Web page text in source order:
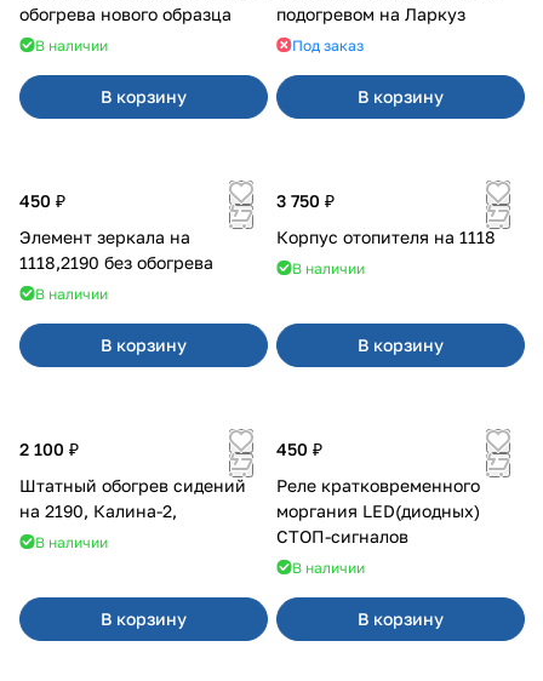
обогрева нового образца
В наличии
В корзину
подогревом на Ларкуз
Под заказ
В корзину
450 ₽
Элемент зеркала на
1118,2190 без обогрева
В наличии
В корзину
3 750 ₽
Корпус отопителя на 1118
В наличии
В корзину
2 100 ₽
Штатный обогрев сидений
на 2190, Калина-2,
В наличии
В корзину
450 ₽
Реле кратковременного
моргания LED(диодных)
СТОП-сигналов
В наличии
В корзину